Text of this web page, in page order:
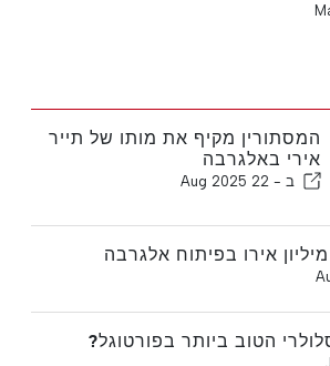
המסתורין מקיף את מותו של תייר
אירי באלגרבה
ב - 22 Aug 2025
הטוב ביותר בפורטוגל?